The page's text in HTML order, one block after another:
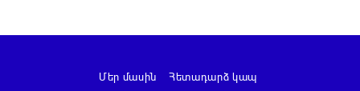
Մեր մասին Հետադարձ կապ